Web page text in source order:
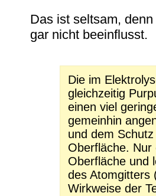
Das ist seltsam,
gar nicht beeinflusst.
Die im
gleichzeitig
einen viel
gemeinhin
und dem
Oberfläche. Nur
Oberfläche und
des Atomgitters
Wirkweise der